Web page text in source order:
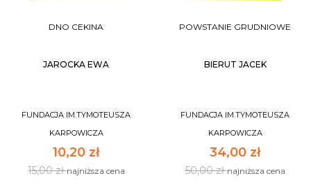
DNO CEKINA
JAROCKA EWA
FUNDACJA IM.TYMOTEUSZA
KARPOWICZA
10,20 zł
15,00 złnajniższa cena
POWSTANIE GRUDNIOWE
BIERUT JACEK
FUNDACJA IM.TYMOTEUSZA
KARPOWICZA
34,00 zł
50,00 złnajniższa cena